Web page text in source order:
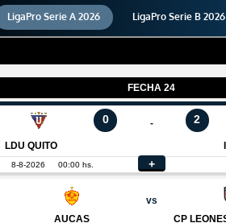
LigaPro Serie A 2026 LigaPro Serie B 2026